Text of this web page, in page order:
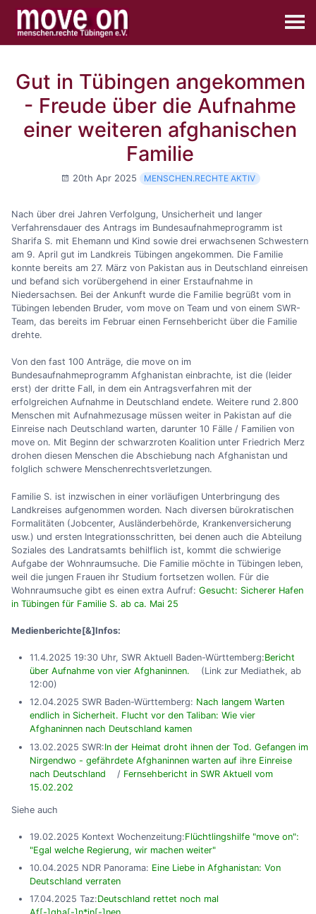
Gut in Tübingen angekommen
- Freude über die Aufnahme
einer weiteren afghanischen
Familie
20th Apr 2025 MENSCHEN.RECHTE AKTIV
Nach über drei Jahren Verfolgung, Unsicherheit und langer
Verfahrensdauer des Antrags im Bundesaufnahmeprogramm ist
Sharifa S. mit Ehemann und Kind sowie drei erwachsenen Schwestern
am 9. April gut im Landkreis Tübingen angekommen. Die Familie
konnte bereits am 27. März von Pakistan aus in Deutschland einreisen
und befand sich vorübergehend in einer Erstaufnahme in
Niedersachsen. Bei der Ankunft wurde die Familie begrüßt vom in
Tübingen lebenden Bruder, vom move on Team und von einem SWR-
Team, das bereits im Februar einen Fernsehbericht über die Familie
drehte.
Von den fast 100 Anträge, die move on im
Bundesaufnahmeprogramm Afghanistan einbrachte, ist die (leider
erst) der dritte Fall, in dem ein Antragsverfahren mit der
erfolgreichen Aufnahme in Deutschland endete. Weitere rund 2.800
Menschen mit Aufnahmezusage müssen weiter in Pakistan auf die
Einreise nach Deutschland warten, darunter 10 Fälle / Familien von
move on. Mit Beginn der schwarzroten Koalition unter Friedrich Merz
drohen diesen Menschen die Abschiebung nach Afghanistan und
folglich schwere Menschenrechtsverletzungen.
Familie S. ist inzwischen in einer vorläufigen Unterbringung des
Landkreises aufgenommen worden. Nach diversen bürokratischen
Formalitäten (Jobcenter, Ausländerbehörde, Krankenversicherung
usw.) und ersten Integrationsschritten, bei denen auch die Abteilung
Soziales des Landratsamts behilflich ist, kommt die schwierige
Aufgabe der Wohnraumsuche. Die Familie möchte in Tübingen leben,
weil die jungen Frauen ihr Studium fortsetzen wollen. Für die
Wohnraumsuche gibt es einen extra Aufruf: Gesucht: Sicherer Hafen
in Tübingen für Familie S. ab ca. Mai 25
Medienberichte[&]Infos:
11.4.2025 19:30 Uhr, SWR Aktuell Baden-Württemberg:Bericht
über Aufnahme von vier Afghaninnen.
(Link zur Mediathek, ab
12:00)
12.04.2025 SWR Baden-Württemberg: Nach langem Warten
endlich in Sicherheit. Flucht vor den Taliban: Wie vier
Afghaninnen nach Deutschland kamen
13.02.2025 SWR:In der Heimat droht ihnen der Tod. Gefangen im
Nirgendwo - gefährdete Afghaninnen warten auf ihre Einreise
nach Deutschland
/ Fernsehbericht in SWR Aktuell vom
15.02.202
Siehe auch
19.02.2025 Kontext Wochenzeitung:Flüchtlingshilfe "move on":
"Egal welche Regierung, wir machen weiter"
10.04.2025 NDR Panorama: Eine Liebe in Afghanistan: Von
Deutschland verraten
17.04.2025 Taz:Deutschland rettet noch mal